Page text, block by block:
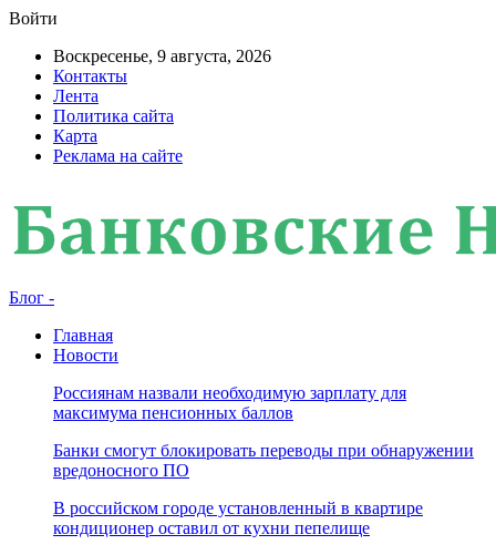
Войти
Воскресенье, 9 августа, 2026
Контакты
Лента
Политика сайта
Карта
Реклама на сайте
Блог -
Главная
Новости
Россиянам назвали необходимую зарплату для
максимума пенсионных баллов
Банки смогут блокировать переводы при обнаружении
вредоносного ПО
В российском городе установленный в квартире
кондиционер оставил от кухни пепелище